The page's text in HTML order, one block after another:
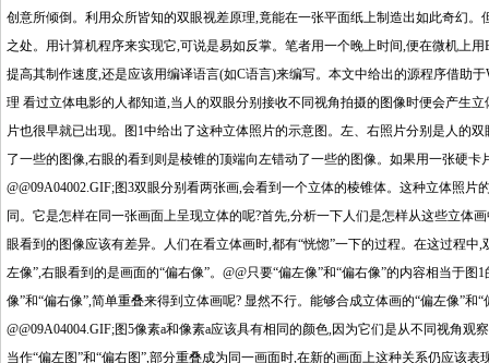
创意所倾倒。利用众所皆知的双眼视差原理,竟能在一张平面纸上制造出如此奇幻
之处。用计算机程序来实现它,可说是易如反掌。笔者用一个晚上时间,便在微机
提高其制作速度,还是应该用编译语言(如C语言)来编写。本文中给出的源程序借助
理 看过立体电影的人都知道,当人的双眼分别接收不同视角拍摄的图像时便会产生
片也很早就已出现。图1中给出了这种立体照片的示意图。左、右照片分别是人的
了一些的图像,右眼的看到则是棱锥的顶端向左错动了一些的图像。如果用一张硬卡
@@09A04002.GIF;图3双眼分别看两张画,会看到一个立体的棱锥体。这种立体照
同。它是怎样在同一张画面上呈现立体的呢?首先,分析一下人们是怎样从这些立体
眼看到的图像应该有差异。人们在看立体画时,都有“恍惚”一下的过程。在这过程
左像”,右眼看到的是画面的“偏右像”。@@只要“偏左像”和“偏右像”的内容相当于
像”和“偏右像”,简单重叠来得到立体画呢? 显然不行。能够合成立体画的“偏左像”
@@09A04004.GIF;图5像素a和像素a应该具有相同的颜色,因为它们是从不同视角
当作“偏左图”和“偏右图”,部分重叠成为同一画面时,在新的画面上这种关系仍应该